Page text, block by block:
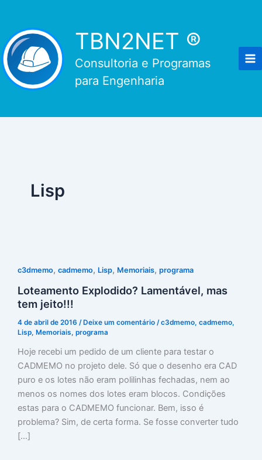
conteúdo
TBN2NET ®
Consultoria e Programas
para Engenharia
Lisp
c3dmemo, cadmemo, Lisp, Memoriais, programa
Loteamento Explodido? Lamentável, mas
tem jeito!!!
4 de abril de 2016 / Deixe um comentário /c3dmemo, cadmemo,
Lisp, Memoriais, programa
Hoje recebi um pedido de um cliente para testar o
CADMEMO no projeto dele. Só que o desenho era CAD
puro e os lotes não eram polilinhas fechadas, nem ao
menos os nomes dos lotes eram blocos. Condições
estas para o CADMEMO funcionar. Bem, isso é
problema? Sim, de certa forma. Se fosse converter tudo
[…]